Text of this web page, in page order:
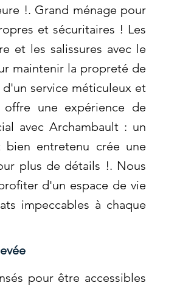
!. Grand ménage pour
et sécuritaires ! Les
et les salissures avec le
maintenir la propreté de
service méticuleux et
offre une expérience de
avec Archambault : un
entretenu crée une
plus de détails !. Nous
d'un espace de vie
impeccables à chaque
pour être accessibles